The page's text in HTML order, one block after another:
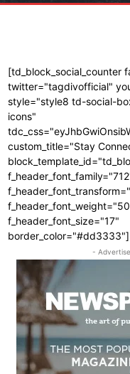
[td_block_social_counter
twitter="tagdivofficial"
style="style8 td-social-
icons"
custom_title="Stay
f_header_font_size="17"
border_color="#dd3333"]
-